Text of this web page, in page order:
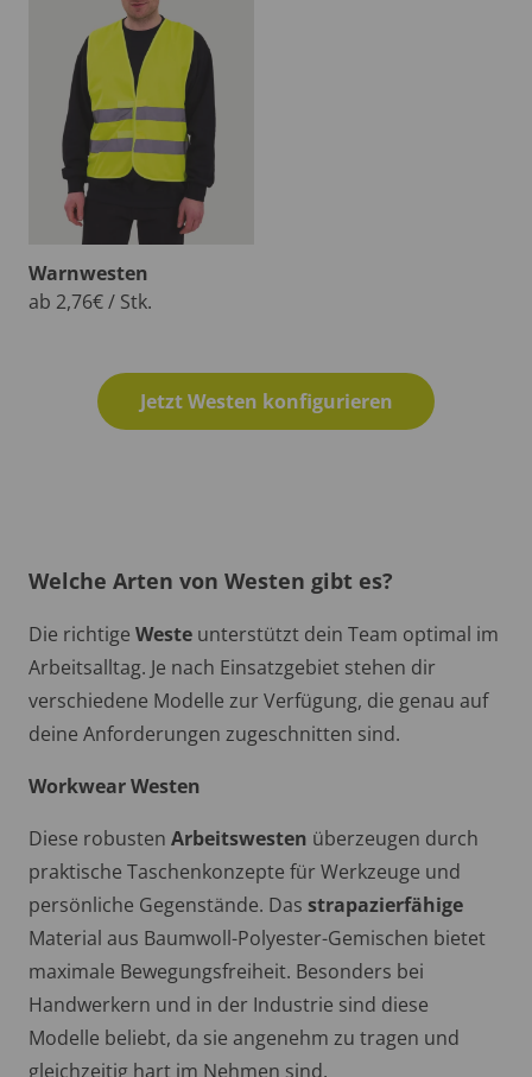
Warnwesten
ab 2,76€ / Stk.
Jetzt Westen konfigurieren
Welche Arten von Westen gibt es?
Die richtige Weste unterstützt dein Team optimal im
Arbeitsalltag. Je nach Einsatzgebiet stehen dir
verschiedene Modelle zur Verfügung, die genau auf
deine Anforderungen zugeschnitten sind.
Workwear Westen
Diese robusten Arbeitswesten überzeugen durch
praktische Taschenkonzepte für Werkzeuge und
persönliche Gegenstände. Das strapazierfähige
Material aus Baumwoll-Polyester-Gemischen bietet
maximale Bewegungsfreiheit. Besonders bei
Handwerkern und in der Industrie sind diese
Modelle beliebt, da sie angenehm zu tragen und
gleichzeitig hart im Nehmen sind.